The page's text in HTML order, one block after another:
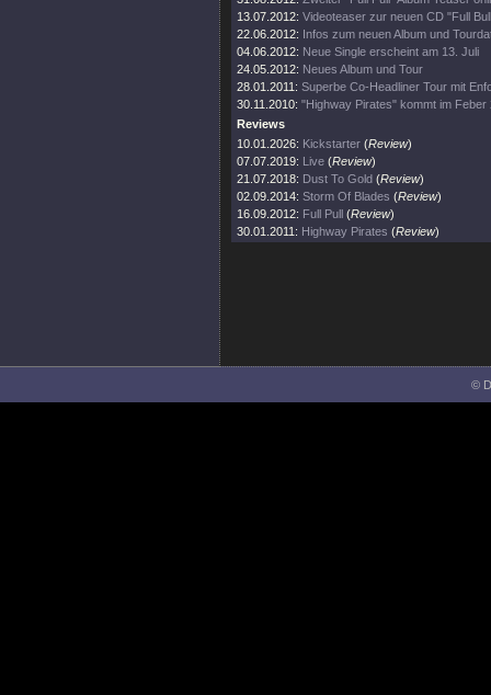
13.07.2012: Videoteaser zur neuen CD "Full
22.06.2012: Infos zum neuen Album und
04.06.2012: Neue Single erscheint am 13. Juli
24.05.2012: Neues Album und Tour
28.01.2011: Superbe Co-Headliner Tour mit
30.11.2010: "Highway Pirates" kommt im Feber
Reviews
10.01.2026: Kickstarter (Review)
07.07.2019: Live (Review)
21.07.2018: Dust To Gold (Review)
02.09.2014: Storm Of Blades (Review)
16.09.2012: Full Pull (Review)
30.01.2011: Highway Pirates (Review)
©